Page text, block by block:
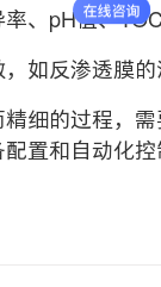
、pH值、
如反渗透膜
的过程，需
置和自动化